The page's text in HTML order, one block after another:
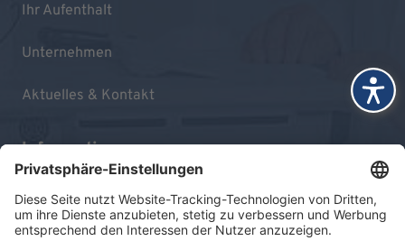
Ihr Aufenthalt
Unternehmen
Aktuelles & Kontakt
Informationen
Impressum